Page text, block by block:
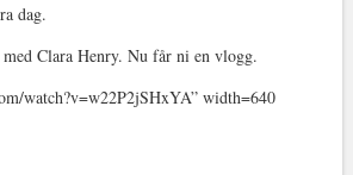
dag.
Clara Henry. Nu får ni en vlogg.
watch?v=w22P2jSHxYA” width=640